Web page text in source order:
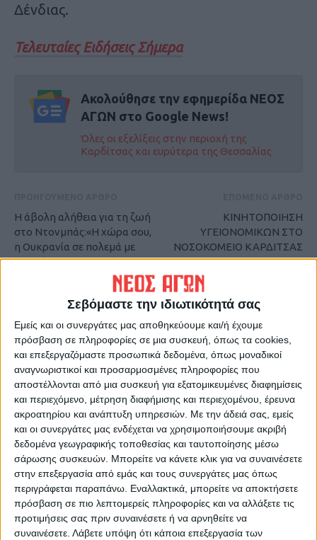
Σεβόμαστε την ιδιωτικότητά σας
Εμείς και οι συνεργάτες μας αποθηκεύουμε και/ή έχουμε
πρόσβαση σε πληροφορίες σε μια συσκευή, όπως τα cookies,
και επεξεργαζόμαστε προσωπικά δεδομένα, όπως μοναδικοί
αναγνωριστικοί και προσαρμοσμένες πληροφορίες που
αποστέλλονται από μια συσκευή για εξατομικευμένες διαφημίσεις
και περιεχόμενο, μέτρηση διαφήμισης και περιεχομένου, έρευνα
ακροατηρίου και ανάπτυξη υπηρεσιών. Με την άδειά σας, εμείς
και οι συνεργάτες μας ενδέχεται να χρησιμοποιήσουμε ακριβή
δεδομένα γεωγραφικής τοποθεσίας και ταυτοποίησης μέσω
σάρωσης συσκευών. Μπορείτε να κάνετε κλικ για να συναινέσετε
στην επεξεργασία από εμάς και τους συνεργάτες μας όπως
περιγράφεται παραπάνω. Εναλλακτικά, μπορείτε να αποκτήσετε
πρόσβαση σε πιο λεπτομερείς πληροφορίες και να αλλάξετε τις
προτιμήσεις σας πριν συναινέσετε ή να αρνηθείτε να
συναινέσετε. Λάβετε υπόψη ότι κάποια επεξεργασία των
Δένδιας.
Τελευταίες Ειδήσεις Σήμερα
Ακολούθησε την εφημερίδα ΝΕΟΣ
ΑΓΩΝ στο Google News!
Όλες οι εξελίξεις στην περιοχή της
Καρδίτσας και ευρύτερα της Θεσσαλίας
Η άβολη αλήθεια για τη ζωή
στο Ντονμπάς:«Η χώρα σου,
η Ουκρανία σε πολεμά με
σκοπό τον αφανισμό σου»
ΚΙΝΗΤΟΠΟΙΗΣΗ
ΥΓΕΙΟΝΟΜΙΚΩΝ ΣΤΟ
ΝΟΣΟΚΟΜΕΙΟ ΚΑΡΔΙΤΣΑΣ
ΝΕΟΣ ΑΓΩΝ
Η Αρχαιότερη Καθημερινή Πρωινή Εφημερίδα της Καρδίτσας
ΠΑΡΟΜΟΙΑ ΑΡΘΡΑ